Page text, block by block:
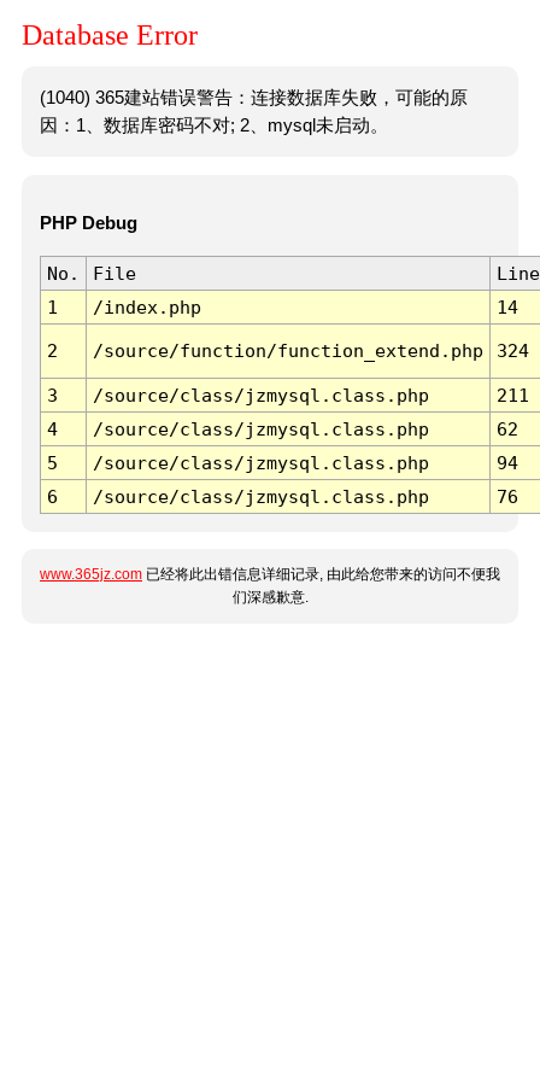
Database Error
(1040) 365建站错误警告：连接数据库失败，可能的原
因：1、数据库密码不对; 2、mysql未启动。
PHP Debug
No. File
Line
1
/index.php 14
2 /source/function/function_extend.php 324
3 /source/class/jzmysql.class.php
211
4
/source/class/jzmysql.class.php
62
5
/source/class/jzmysql.class.php
94
6
/source/class/jzmysql.class.php 76
www.365jz.com 已经将此出错信息详细记录, 由此给您带来的访问不便我
们深感歉意.